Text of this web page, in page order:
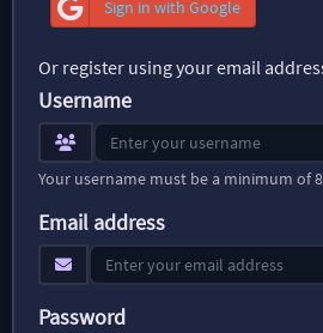
Sign in with Google
Or register using your email
Username
Your username must be a minimum of
Email address
Password